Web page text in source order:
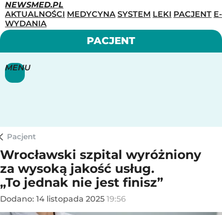
NEWSMED.PL
AKTUALNOŚCI MEDYCYNA SYSTEM LEKI PACJENT E-
WYDANIA
MENU
PACJENT
Pacjent
Wrocławski szpital wyróżniony
za wysoką jakość usług.
„To jednak nie jest finisz”
Dodano: 14 listopada 2025 19:56